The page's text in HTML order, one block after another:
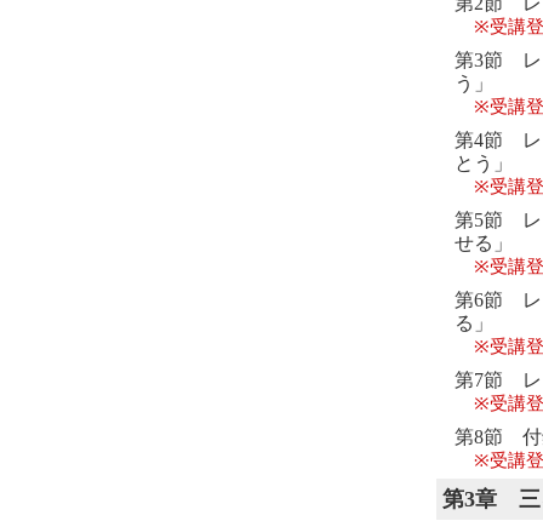
※受講
第3節 レ
う」
※受講
第4節 レ
とう」
※受講
第5節 レ
せる」
※受講
第6節 レ
る」
※受講
第7節 レ
※受講
第8節 付
※受講
第3章